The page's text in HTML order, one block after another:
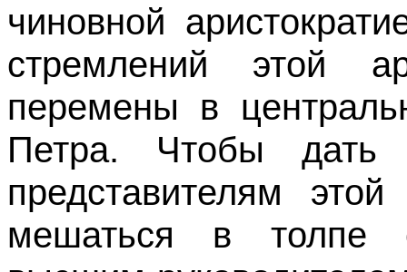
чиновной
стремлений этой
перемены в
Петра. Чтобы дать
представителям
мешаться в толпе